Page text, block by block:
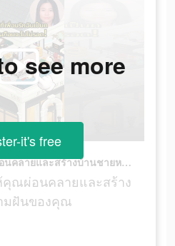
เกมพักผ่อนที่ช่วยให้คุณผ่อนคลายและสร้างบ้านชายหาดในความฝันของคุณ
ณผ่อนคลายและสร้าง
มฝันของคุณ
see more
it's free